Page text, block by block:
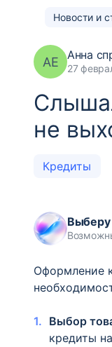
Новости и
АЕ Анна
27
не
Кредиты
Выберу
Оформление
Выбор
кредиты